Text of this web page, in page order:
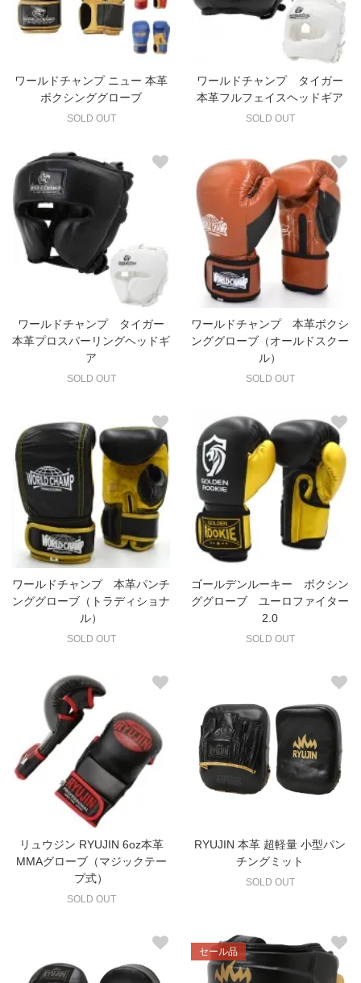
ワールドチャンプ ニュー 本革
ボクシンググローブ
SOLD OUT
ワールドチャンプ タイガー
本革フルフェイスヘッドギア
SOLD OUT
ワールドチャンプ タイガー
本革プロスパーリングヘッドギ
ア
SOLD OUT
ワールドチャンプ 本革ボクシ
ンググローブ（オールドスクー
ル）
SOLD OUT
ワールドチャンプ 本革パンチ
ンググローブ（トラディショナ
ル）
SOLD OUT
ゴールデンルーキー ボクシン
ググローブ ユーロファイター
2.0
SOLD OUT
リュウジン RYUJIN 6oz本革
MMAグローブ（マジックテー
プ式）
SOLD OUT
RYUJIN 本革 超軽量 小型パン
チングミット
SOLD OUT
セール品